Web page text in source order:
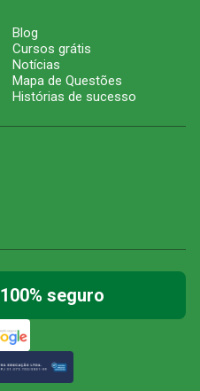
Blog
Cursos grátis
Notícias
Mapa de Questões
Histórias de sucesso
100% seguro